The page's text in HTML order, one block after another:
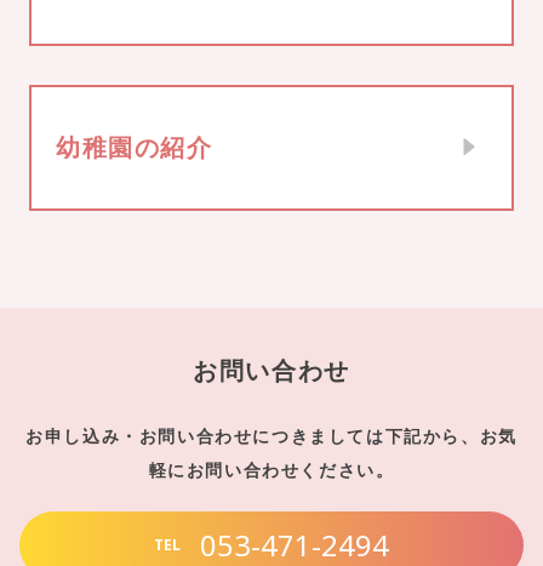
幼稚園の紹介
お問い合わせ
お申し込み・お問い合わせにつきましては下記から、お気
軽にお問い合わせください。
TEL 053-471-2494